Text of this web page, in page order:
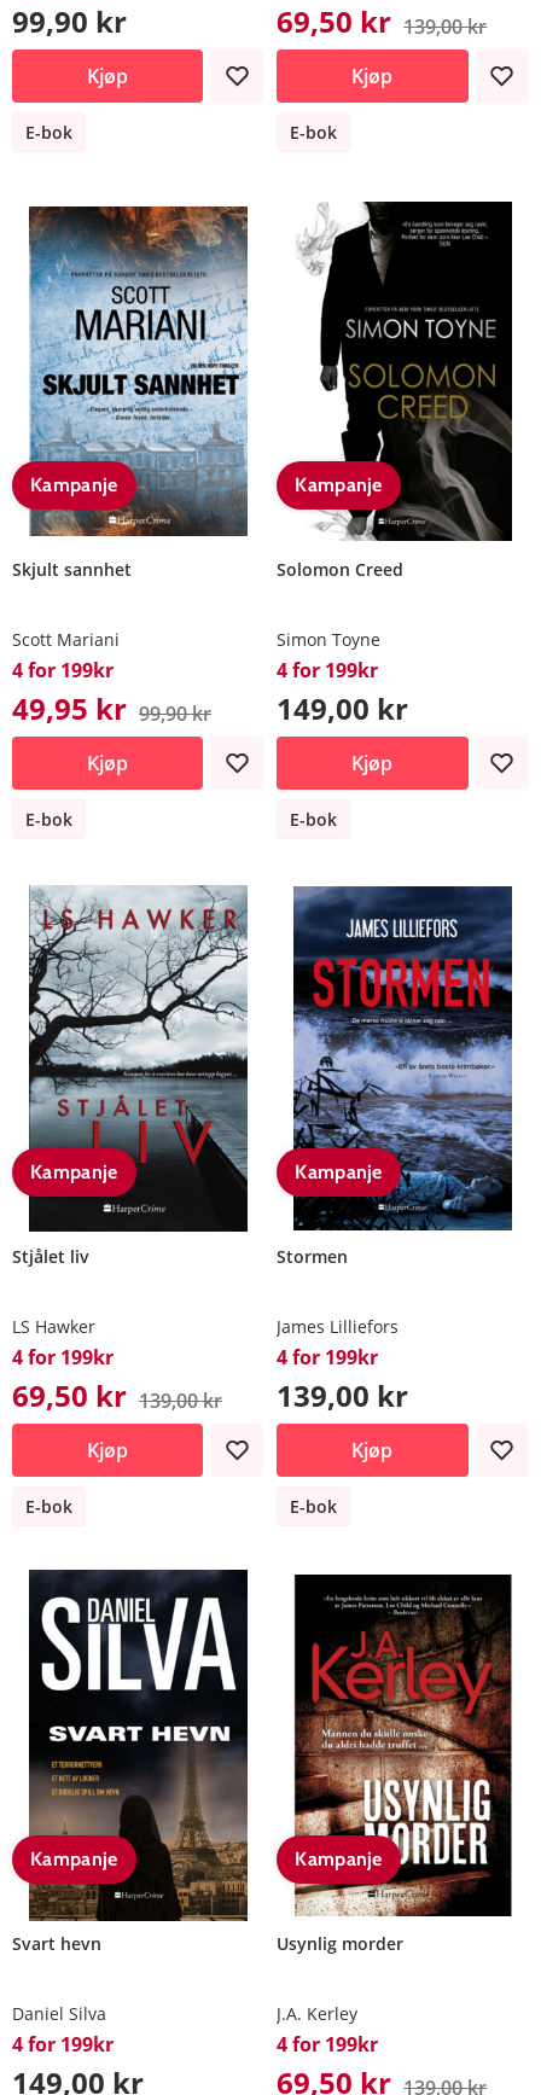
99,90 kr
Kjøp
E-bok
69,50 kr 139,00 kr
Kjøp
E-bok
Kampanje
Skjult sannhet
Scott Mariani
4 for 199kr
49,95 kr 99,90 kr
Kjøp
E-bok
Kampanje
Solomon Creed
Simon Toyne
4 for 199kr
149,00 kr
Kjøp
E-bok
Kampanje
Stjålet liv
LS Hawker
4 for 199kr
69,50 kr 139,00 kr
Kjøp
E-bok
Kampanje
Stormen
James Lilliefors
4 for 199kr
139,00 kr
Kjøp
E-bok
Kampanje
Svart hevn
Daniel Silva
4 for 199kr
149,00 kr
Kampanje
Usynlig morder
J.A. Kerley
4 for 199kr
69,50 kr 139,00 kr